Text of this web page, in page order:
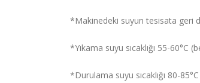
*Makinedeki suyun tesisata geri
*Yıkama suyu sıcaklığı 55-60°C
*Durulama suyu sıcaklığı 80-